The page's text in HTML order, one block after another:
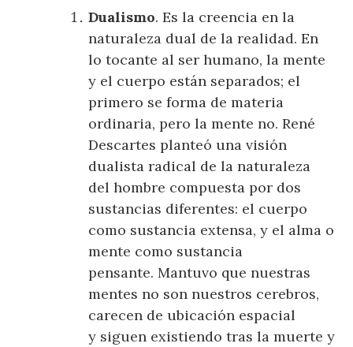
Dualismo. Es la creencia en la
naturaleza dual de la realidad. En
lo tocante al ser humano, la mente
y el cuerpo están separados; el
primero se forma de materia
ordinaria, pero la mente no. René
Descartes planteó una visión
dualista radical de la naturaleza
del hombre compuesta por dos
sustancias diferentes: el cuerpo
como sustancia extensa, y el alma o
mente como sustancia
pensante. Mantuvo que nuestras
mentes no son nuestros cerebros,
carecen de ubicación espacial
y siguen existiendo tras la muerte y